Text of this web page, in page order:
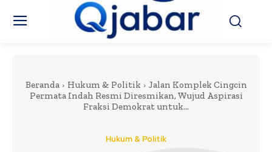
Beranda Hukum & Politik
Jalan Komplek Cingcin
Permata Indah Resmi Diresmikan, Wujud Aspirasi
Fraksi Demokrat untuk...
Hukum & Politik